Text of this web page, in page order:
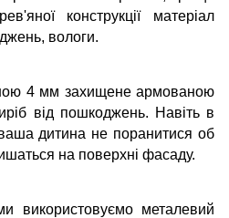
конструкції матеріал
вологи.
4 мм захищене армованою
від пошкоджень. Навіть в
дитина не поранитися об
на поверхні фасаду.
використовуємо металевий